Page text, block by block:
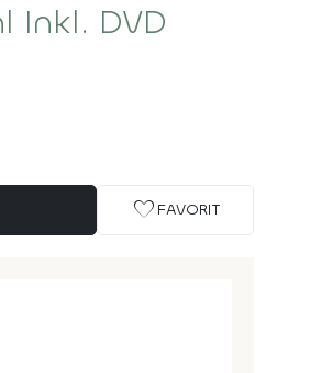
Inkl. DVD
favorite FAVORIT